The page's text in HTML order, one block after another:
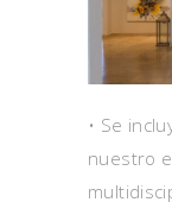
• Se
nuestro